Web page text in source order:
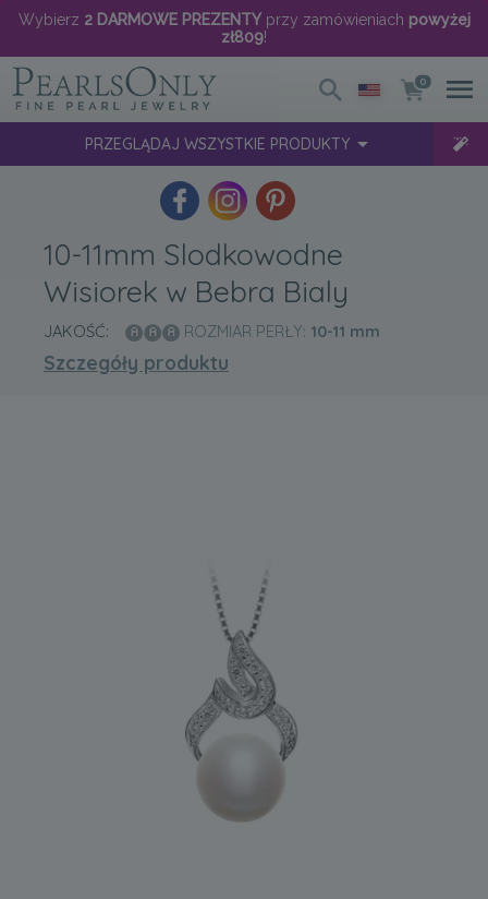
Wybierz 2 DARMOWE PREZENTYprzy zamówieniach powyżej
zł809!
0
PRZEGLĄDAJ WSZYSTKIE PRODUKTY
10-11mm Slodkowodne
Wisiorek w Bebra Bialy
JAKOŚĆ: ROZMIAR PERŁY: 10-11 mm
Szczegóły produktu